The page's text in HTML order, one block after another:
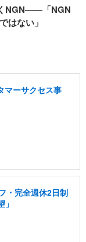
NGN——「NGN
はない」
マーサクセス事
・完全週休2日制